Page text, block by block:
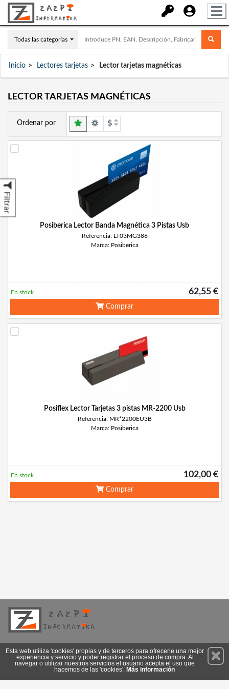
Todas las categorías
Inicio Lectores tarjetas Lector tarjetas magnéticas
LECTOR TARJETAS MAGNÉTICAS
Filtrar
Ordenar por
Posiberica Lector Banda Magnética 3 Pistas Usb
Referencia: LT03MG386
Marca: Posiberica
62,55 €
En stock
Comprar
Posiflex Lector Tarjetas 3 pistas MR-2200 Usb
Referencia: MR*2200EU3B
Marca: Posiberica
102,00 €
En stock
Comprar
Suscríbete
Esta web utiliza 'cookies' propias y de terceros para ofrecerle una mejor
experiencia y servicio y poder registrar el proceso de compra. Al
navegar o utilizar nuestros servicios el usuario acepta el uso que
hacemos de las 'cookies'. Más información